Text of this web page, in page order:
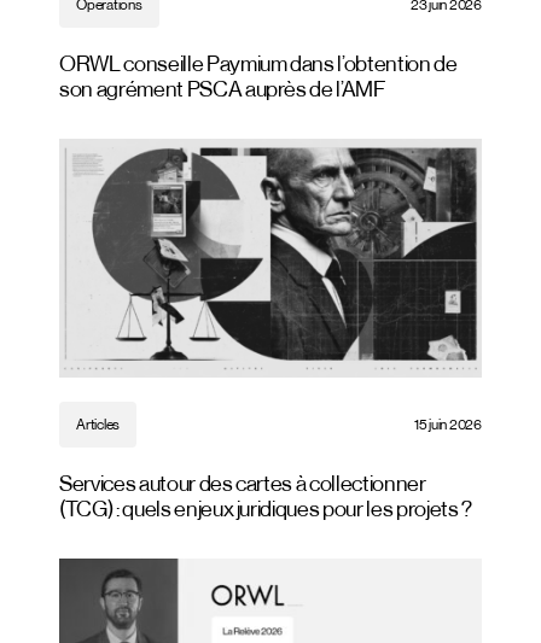
Opérations 23 juin 2026
ORWL conseille Paymium dans l’obtention de
son agrément PSCA auprès de l’AMF
Articles 15 juin 2026
Services autour des cartes à collectionner
(TCG) : quels enjeux juridiques pour les projets ?